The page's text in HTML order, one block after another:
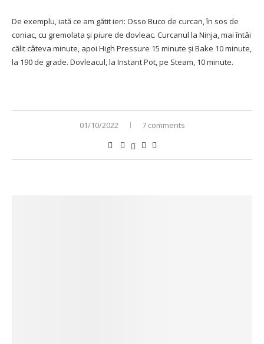
De exemplu, iată ce am gătit ieri: Osso Buco de curcan, în sos de
coniac, cu gremolata și piure de dovleac. Curcanul la Ninja, mai întâi
călit câteva minute, apoi High Pressure 15 minute și Bake 10 minute,
la 190 de grade. Dovleacul, la Instant Pot, pe Steam, 10 minute.
01/10/2022 7 comments